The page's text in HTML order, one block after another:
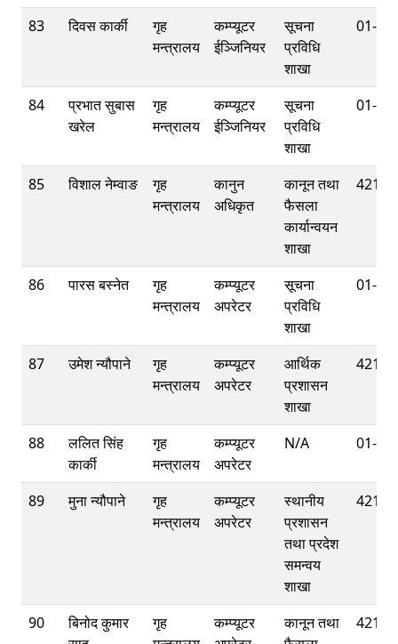
83
दिवस कार्की
गृह
मन्त्रालय
कम्प्यूटर
ईञ्‍जिनियर
सूचना
प्रविधि
शाखा
01-
84
प्रभात सुबास
खरेल
गृह
मन्त्रालय
कम्प्यूटर
ईञ्‍जिनियर
सूचना
प्रविधि
शाखा
01-
85 विशाल नेम्वाङ
गृह
मन्त्रालय
कानुन
अधिकृत
कानून तथा
फैसला
कार्यान्वयन
शाखा
86 पारस बस्‍नेत
गृह
मन्त्रालय
कम्प्यूटर
अपरेटर
सूचना
प्रविधि
शाखा
01-
87 उमेश न्यौपाने
गृह
मन्त्रालय
कम्प्यूटर
अपरेटर
आर्थिक
प्रशासन
शाखा
88
ललित सिंह
कार्की
गृह
मन्त्रालय
कम्प्यूटर
अपरेटर
N/A 01-
89 मुना न्यौपाने
गृह
मन्त्रालय
कम्प्यूटर
अपरेटर
स्थानीय
प्रशासन
तथा प्रदेश
समन्वय
शाखा
90
बिनोद कुमार
गृह
कम्प्यूटर
कानून तथा